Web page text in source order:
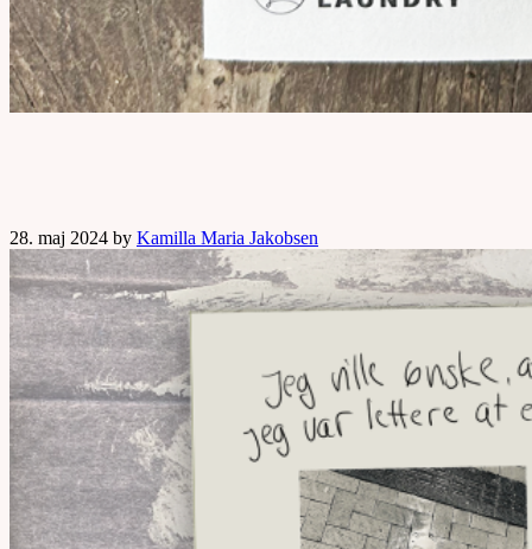
28. maj 2024 by Kamilla Maria Jakobsen